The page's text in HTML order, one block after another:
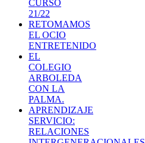
CURSO
21/22
RETOMAMOS
EL OCIO
ENTRETENIDO
EL
COLEGIO
ARBOLEDA
CON LA
PALMA.
APRENDIZAJE
SERVICIO:
RELACIONES